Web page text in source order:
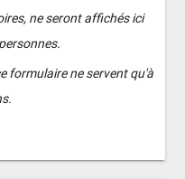
ne seront affichés ici
formulaire ne servent qu'à